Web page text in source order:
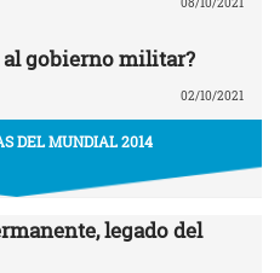
al gobierno militar?
02/10/2021
DEL MUNDIAL 2014
legado del